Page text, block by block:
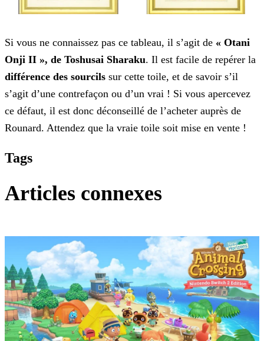
Si vous ne connaissez pas ce tableau, il s’agit de « Otani
Onji II », de Toshusai Sharaku. Il est facile de repérer la
différence des sourcils sur cette toile, et de savoir s’il
s’agit d’une contrefaçon ou d’un vrai ! Si vous apercevez
ce défaut, il est donc déconseillé de l’acheter auprès de
Rounard. Attendez que la vraie toile soit mise en vente !
Tags
Articles connexes